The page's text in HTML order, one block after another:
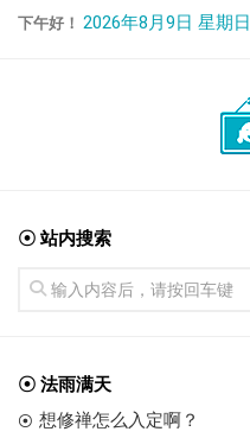
下午好！ 2026年8月9日 星期日
☉ 站内搜索
☉ 法雨满天
想修禅怎么入定啊？